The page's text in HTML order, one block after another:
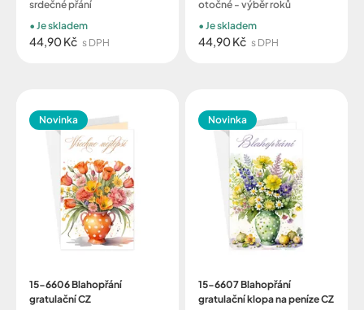
srdečné přání
44,90 Kč s DPH
Je skladem
otočné - výběr roků
44,90 Kč s DPH
Je skladem
Novinka
15-6606 Blahopřání
gratulační CZ
Novinka
15-6607 Blahopřání
gratulační klopa na peníze CZ